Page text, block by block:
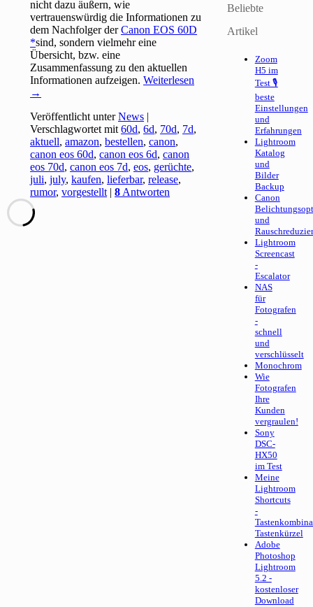
nicht dazu äußern, wie
vertrauenswürdig die Informationen zu
dem Nachfolger derCanon EOS 60D
sind, sondern vielmehr eine
Übersicht, bzw. eine
Zusammenfassung zu den aktuellen
Informationen aufzeigen.Weiterlesen
→
Veröffentlicht unter News |
Verschlagwortet mit 60d,6d, 70d, 7d,
aktuell,amazon,bestellen,canon,
canon eos 60d,canon eos 6d,canon
eos 70d,canon eos 7d,eos, gerüchte,
juli,july,kaufen,lieferbar,release,
rumor,vorgestellt |8 Antworten
Beliebte
Artikel
Zoom
H5 im
Test 🎙
beste
Einstellungen
und
Erfahrungen
Lightroom
Katalog
und
Bilder
Backup
Canon
und
Lightroom
Screencast
-
Escalator
NAS
für
Fotografen
-
schnell
und
verschlüsselt
Monochrom
Wie
Fotografen
Ihre
Kunden
vergraulen!
Sony
DSC-
HX50
im Test
Meine
Lightroom
Shortcuts
-
Tastenkürzel
Adobe
Photoshop
Lightroom
5.2 -
kostenloser
Download